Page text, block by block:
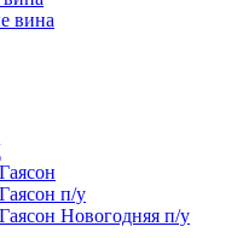
вина
п/у
Новогодняя п/у